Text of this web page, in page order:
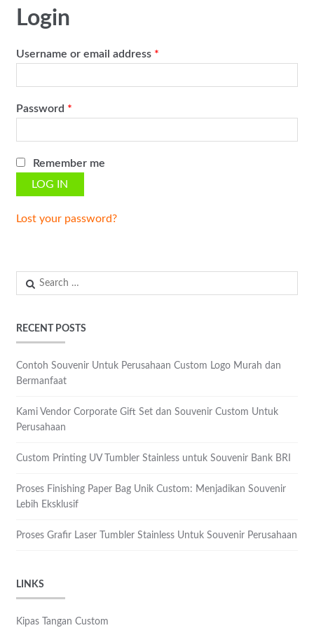
Login
Username or email address *Required
Password *Required
Remember me
LOG IN
Lost your password?
Search
for:
RECENT POSTS
Contoh Souvenir Untuk Perusahaan Custom Logo Murah dan
Bermanfaat
Kami Vendor Corporate Gift Set dan Souvenir Custom Untuk
Perusahaan
Custom Printing UV Tumbler Stainless untuk Souvenir Bank BRI
Proses Finishing Paper Bag Unik Custom: Menjadikan Souvenir
Lebih Eksklusif
Proses Grafir Laser Tumbler Stainless Untuk Souvenir Perusahaan
LINKS
Kipas Tangan Custom